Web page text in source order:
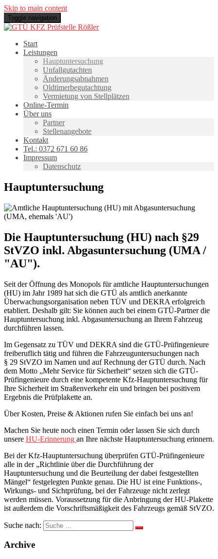
Skip to main content
Toggle navigation
Start
Leistungen
Hauptuntersuchung
Unfallgutachten
Änderungsabnahmen
Oldtimerbegutachtung
Vermietung von Stellplätzen
Online-Termin
Über uns
Partner
Stellenangebote
Kontakt
Tel.: 0372 671 60 86
Impressum
Datenschutz
Hauptuntersuchung
Die Hauptuntersuchung (HU) nach §29
StVZO inkl. Abgasuntersuchung (UMA /
"AU").
Seit der Öffnung des Monopols für amtliche Hauptuntersuchungen
(HU) im Jahr 1989 hat sich die GTÜ als amtlich anerkannte
Überwachungsorganisation neben TÜV und DEKRA erfolgreich
etabliert. Deshalb gilt: Sie können auch bei einem GTÜ-Partner die
Hauptuntersuchung inkl. Abgasuntersuchung an Ihrem Fahrzeug
durchführen lassen.
Im Gegensatz zu TÜV und DEKRA sind die GTÜ-Prüfingenieure
freiberuflich tätig und führen die Fahrzeuguntersuchungen nach
§ 29 StVZO im Namen und auf Rechnung der GTÜ durch. Nach
dem Motto „Mehr Service für Sicherheit“ setzen sich die GTÜ-
Prüfingenieure durch eine kompetente Kfz-Hauptuntersuchung für
Ihre Sicherheit im Straßenverkehr ein und bringen bei positivem
Ergebnis die Prüfplakette an.
Über Kosten, Preise & Aktionen rufen Sie einfach bei uns an!
Machen Sie heute noch einen Termin oder lassen Sie sich durch
unsere HU-Erinnerung an Ihre nächste Hauptuntersuchung erinnern.
Bei der Kfz-Hauptuntersuchung überprüfen GTÜ-Prüfingenieure
alle in der „Richtlinie über die Durchführung der
Hauptuntersuchung und die Beurteilung der dabei festgestellten
Mängel“ festgelegten Punkte genau. Die HU ist eine Funktions-,
Wirkungs- und Sichtprüfung, bei der Fahrzeuge nicht zerlegt
werden müssen. Voraussetzung für die Anbringung der HU-Plakette
ist außerdem die Vorschriftsmäßigkeit des Fahrzeugs gemäß StVZO.
Suche nach:
Archive